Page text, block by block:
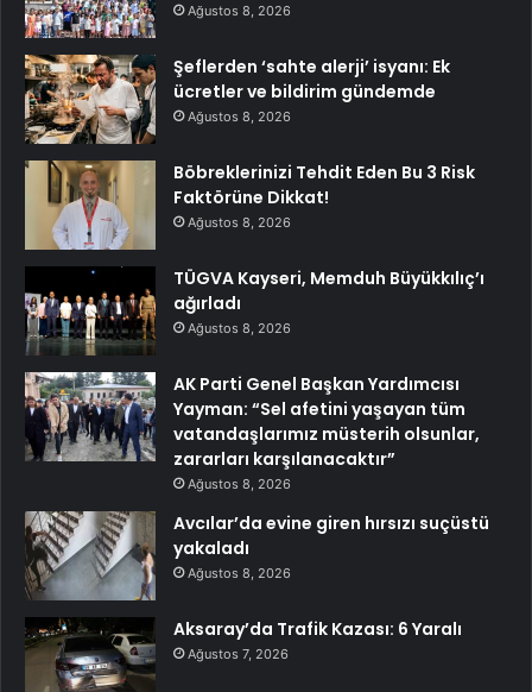
Ağustos 8, 2026
Şeflerden ‘sahte alerji’ isyanı: Ek
ücretler ve bildirim gündemde
Ağustos 8, 2026
Böbreklerinizi Tehdit Eden Bu 3 Risk
Faktörüne Dikkat!
Ağustos 8, 2026
TÜGVA Kayseri, Memduh Büyükkılıç’ı
ağırladı
Ağustos 8, 2026
AK Parti Genel Başkan Yardımcısı
Yayman: “Sel afetini yaşayan tüm
vatandaşlarımız müsterih olsunlar,
zararları karşılanacaktır”
Ağustos 8, 2026
Avcılar’da evine giren hırsızı suçüstü
yakaladı
Ağustos 8, 2026
Aksaray’da Trafik Kazası: 6 Yaralı
Ağustos 7, 2026